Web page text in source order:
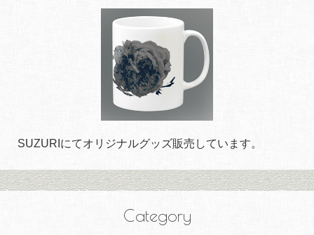
SUZURIにてオリジナルグッズ販売しています。
Category